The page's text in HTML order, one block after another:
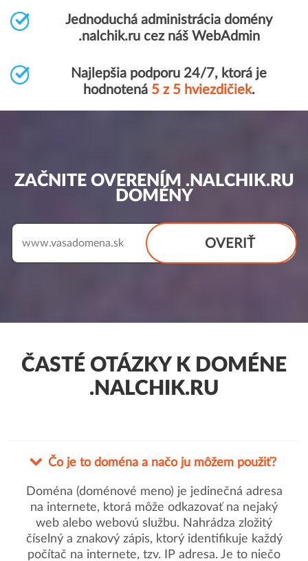
Jednoduchá administrácia domény
.nalchik.ru cez náš WebAdmin
Najlepšia podporu 24/7, ktorá je
hodnotená 5 z 5 hviezdičiek.
ZAČNITE OVERENÍM .NALCHIK.RU
DOMÉNY
OVERIŤ
www.
ČASTÉ OTÁZKY K DOMÉNE
.NALCHIK.RU
Čo je to doména a načo ju môžem použiť?
Doména (doménové meno) je jedinečná adresa
na internete, ktorá môže odkazovať na nejaký
web alebo webovú službu. Nahrádza zložitý
číselný a znakový zápis, ktorý identifikuje každý
počítač na internete, tzv. IP adresa. Je to niečo